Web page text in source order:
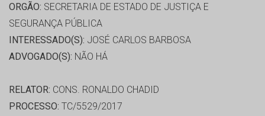
ORGÃO: SECRETARIA DE ESTADO DE JUSTIÇA E
SEGURANÇA PÚBLICA
INTERESSADO(S): JOSÉ CARLOS BARBOSA
ADVOGADO(S): NÃO HÁ
RELATOR: CONS. RONALDO CHADID
PROCESSO: TC/5529/2017